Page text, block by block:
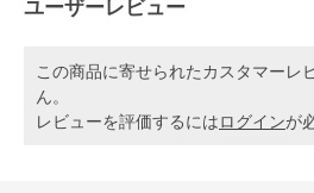
ユーザーレビュー
この商品に寄せられたカスタマーレ
ん。
レビューを評価するにはログインが